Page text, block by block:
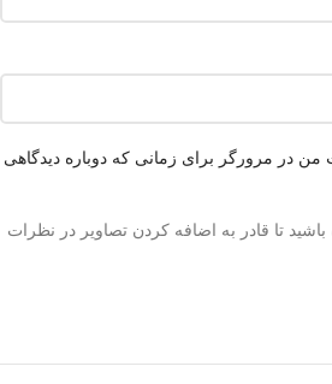
من در مرورگر برای زمانی که دوباره دیدگاهی
تا قادر به اضافه کردن تصاویر در نظرات